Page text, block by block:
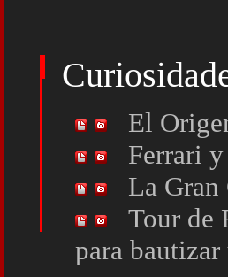
El
Ferrari
La Gran
Tour de
para bautizar